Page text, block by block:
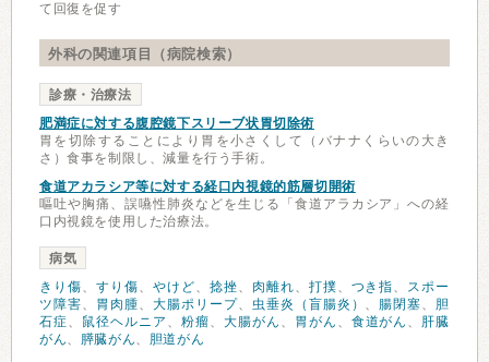
て回復を促す
外科の関連項目（病院検索）
診療・治療法
肥満症に対する腹腔鏡下スリーブ状胃切除術
胃を切除することにより胃を小さくして（バナナくらいの大き
さ）食事を制限し、減量を行う手術。
食道アカラシア等に対する経口内視鏡的筋層切開術
嘔吐や胸痛、誤嚥性肺炎などを生じる「食道アラカシア」への経
口内視鏡を使用した治療法。
病気
きり傷、 すり傷、 やけど、 捻挫、 肉離れ、 打撲、 つき指、 スポー
ツ障害、 胃肉腫、 大腸ポリープ、 虫垂炎（盲腸炎） 、 腸閉塞、 胆
石症、 鼠径ヘルニア 、 粉瘤、 大腸がん 、 胃がん 、 食道がん 、 肝臓
がん、 膵臓がん、 胆道がん